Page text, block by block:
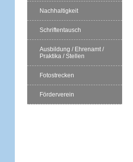
Nachhaltigkeit
Schriftentausch
Ausbildung / Ehrenamt /
Praktika / Stellen
Fotostrecken
Förderverein